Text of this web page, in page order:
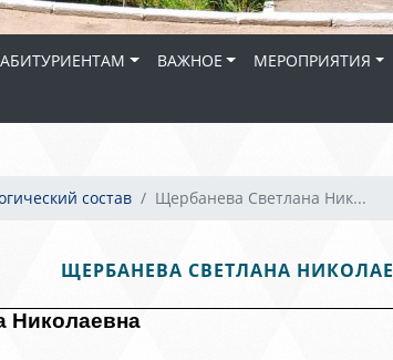
АБИТУРИЕНТАМ ВАЖНОЕ МЕРОПРИЯТИЯ
состав Щербанева Светлана Ник...
ЩЕРБАНЕВА СВЕТЛАНА
Николаевна